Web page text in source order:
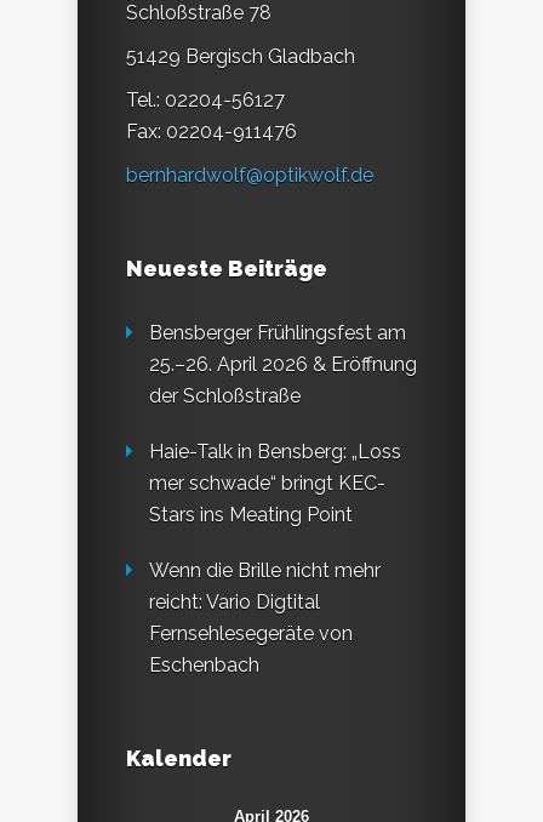
Schloßstraße 78
51429 Bergisch Gladbach
Tel.: 02204-56127
Fax: 02204-911476
bernhardwolf@optikwolf.de
Neueste Beiträge
Bensberger Frühlingsfest am
25.–26. April 2026 & Eröffnung
der Schloßstraße
Haie-Talk in Bensberg: „Loss
mer schwade“ bringt KEC-
Stars ins Meating Point
Wenn die Brille nicht mehr
reicht: Vario Digtital
Fernsehlesegeräte von
Eschenbach
Kalender
April 2026